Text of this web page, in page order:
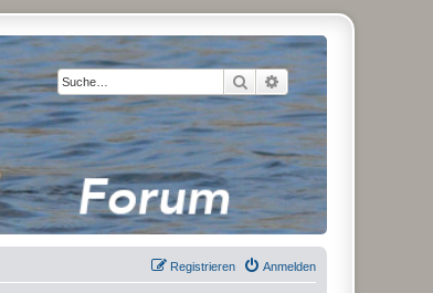
Suche Erweiterte Suche
Anmelden
Registrieren